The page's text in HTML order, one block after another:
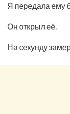
Я передала ему
Он открыл её.
На секунду